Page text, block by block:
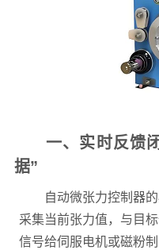
一、实时反馈
据”
自动微张力控制器
采集当前张力值，与目
信号给伺服电机或磁粉